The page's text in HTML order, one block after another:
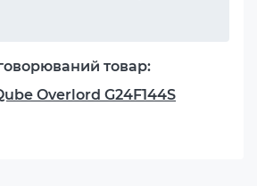
товар:
Overlord G24F144S